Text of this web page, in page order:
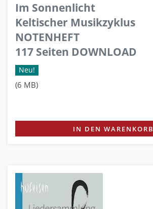
Im Sonnenlicht
Keltischer Musikzyklus
NOTENHEFT
117 Seiten DOWNLOAD
Neu!
(6 MB)
IN DEN WARENKORB